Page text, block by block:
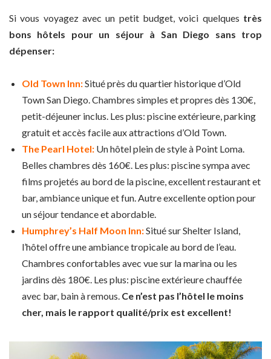
Si vous voyagez avec un petit budget, voici quelques très
bons hôtels pour un séjour à San Diego sans trop
dépenser:
Old Town Inn:Situé près du quartier historique d’Old
Town San Diego. Chambres simples et propres dès 130€,
petit-déjeuner inclus. Les plus: piscine extérieure, parking
gratuit et accès facile aux attractions d’Old Town.
The Pearl Hotel: Un hôtel plein de style à Point Loma.
Belles chambres dès 160€. Les plus: piscine sympa avec
films projetés au bord de la piscine, excellent restaurant et
bar, ambiance unique et fun. Autre excellente option pour
un séjour tendance et abordable.
Humphrey’s Half Moon Inn:Situé sur Shelter Island,
l’hôtel offre une ambiance tropicale au bord de l’eau.
Chambres confortables avec vue sur la marina ou les
jardins dès 180€. Les plus: piscine extérieure chauffée
avec bar, bain à remous. Ce n’est pas l’hôtel le moins
cher, mais le rapport qualité/prix est excellent!